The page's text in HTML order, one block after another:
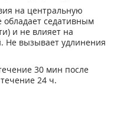
на центральную
обладает седативным
и не влияет на
Не вызывает удлинения
30 мин после
24 ч.